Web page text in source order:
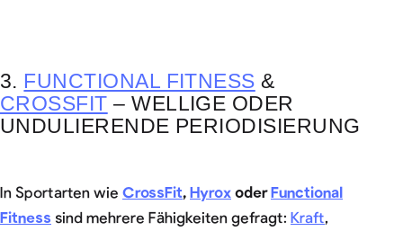
3. FUNCTIONAL FITNESS &
CROSSFIT – WELLIGE ODER
UNDULIERENDE PERIODISIERUNG
In Sportarten wie CrossFit, Hyrox oderFunctional
Fitness sind mehrere Fähigkeiten gefragt: Kraft,